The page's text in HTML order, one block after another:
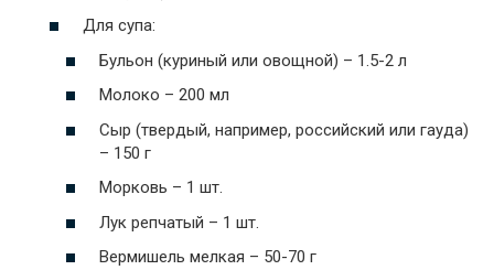
Для супа:
Бульон (куриный или овощной) – 1.5-2 л
Молоко – 200 мл
Сыр (твердый, например, российский или гауда)
– 150 г
Морковь – 1 шт.
Лук репчатый – 1 шт.
Вермишель мелкая – 50-70 г